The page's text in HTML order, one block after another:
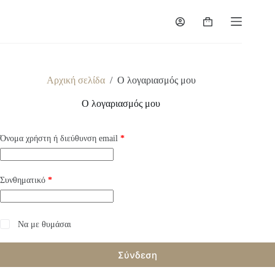
Καλάθι
Αρχική σελίδα / Ο λογαριασμός μου
Ο λογαριασμός μου
Όνομα χρήστη ή διεύθυνση email *Απαιτείται
Συνθηματικό *Απαιτείται
t
r
Να με θυμάσαι
Σύνδεση